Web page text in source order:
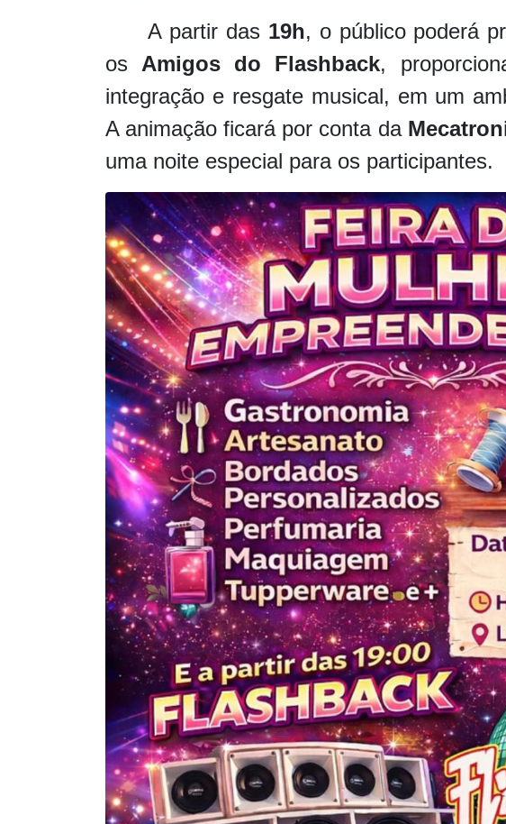
A partir das 19h, o público poderá
os Amigos do Flashback,
integração e resgate musical, em um
A animação ficará por conta da
uma noite especial para os participantes.